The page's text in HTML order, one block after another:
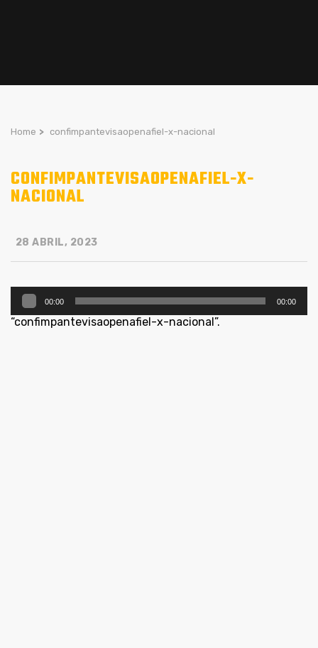
Home > confimpantevisaopenafiel-x-nacional
CONFIMPANTEVISAOPENAFIEL-X-
NACIONAL
28 ABRIL, 2023
Reprodutor
de
áudio
00:00 00:00
“confimpantevisaopenafiel-x-nacional”.